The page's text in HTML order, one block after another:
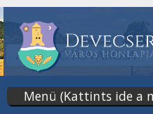
Menü (Kattints ide a